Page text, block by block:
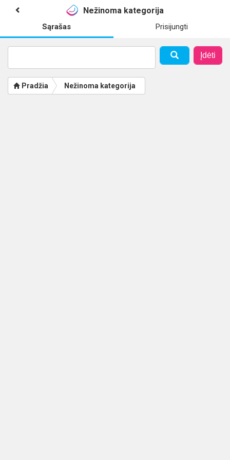
Nežinoma kategorija
Sąrašas Prisijungti
Įdėti
Pradžia Nežinoma kategorija